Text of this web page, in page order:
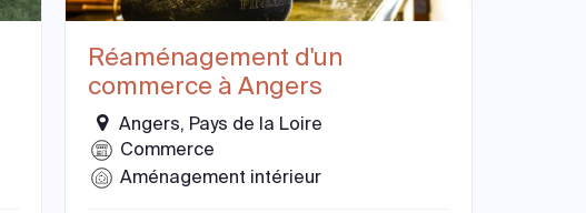
Réaménagement d'un
commerce à Angers
Angers, Pays de la Loire
Commerce
Aménagement intérieur